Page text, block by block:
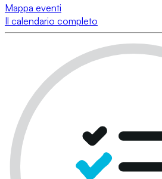
Mappa eventi
Il calendario completo